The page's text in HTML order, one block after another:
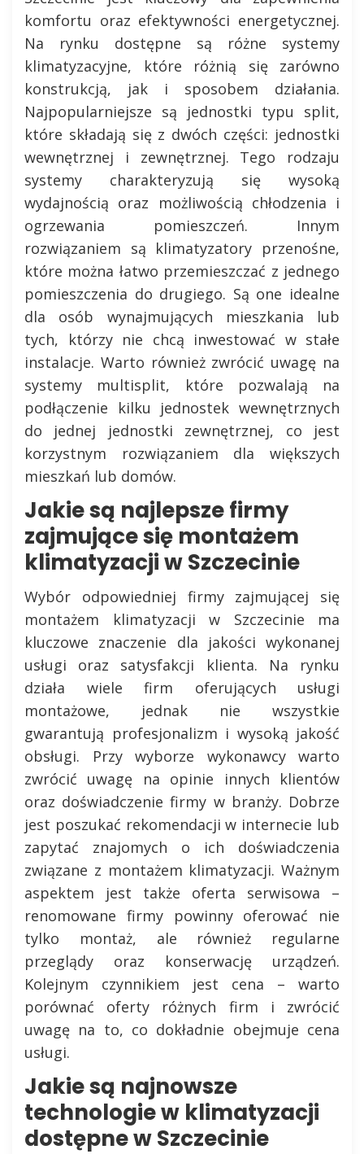
komfortu oraz efektywności energetycznej.
Na rynku dostępne są różne systemy
klimatyzacyjne, które różnią się zarówno
konstrukcją, jak i sposobem działania.
Najpopularniejsze są jednostki typu split,
które składają się z dwóch części: jednostki
wewnętrznej i zewnętrznej. Tego rodzaju
systemy charakteryzują się wysoką
wydajnością oraz możliwością chłodzenia i
ogrzewania pomieszczeń. Innym
rozwiązaniem są klimatyzatory przenośne,
które można łatwo przemieszczać z jednego
pomieszczenia do drugiego. Są one idealne
dla osób wynajmujących mieszkania lub
tych, którzy nie chcą inwestować w stałe
instalacje. Warto również zwrócić uwagę na
systemy multisplit, które pozwalają na
podłączenie kilku jednostek wewnętrznych
do jednej jednostki zewnętrznej, co jest
korzystnym rozwiązaniem dla większych
mieszkań lub domów.
Jakie są najlepsze firmy
zajmujące się montażem
klimatyzacji w Szczecinie
Wybór odpowiedniej firmy zajmującej się
montażem klimatyzacji w Szczecinie ma
kluczowe znaczenie dla jakości wykonanej
usługi oraz satysfakcji klienta. Na rynku
działa wiele firm oferujących usługi
montażowe, jednak nie wszystkie
gwarantują profesjonalizm i wysoką jakość
obsługi. Przy wyborze wykonawcy warto
zwrócić uwagę na opinie innych klientów
oraz doświadczenie firmy w branży. Dobrze
jest poszukać rekomendacji w internecie lub
zapytać znajomych o ich doświadczenia
związane z montażem klimatyzacji. Ważnym
aspektem jest także oferta serwisowa –
renomowane firmy powinny oferować nie
tylko montaż, ale również regularne
przeglądy oraz konserwację urządzeń.
Kolejnym czynnikiem jest cena – warto
porównać oferty różnych firm i zwrócić
uwagę na to, co dokładnie obejmuje cena
usługi.
Jakie są najnowsze
technologie w klimatyzacji
dostępne w Szczecinie